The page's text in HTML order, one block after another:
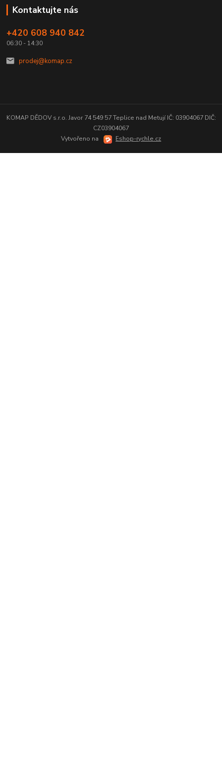
Kontaktujte nás
+420 608 940 842
06:30 - 14:30
prodej@komap.cz
KOMAP DĚDOV s.r.o. Javor 74 549 57 Teplice nad Metují IČ: 03904067 DIČ:
CZ03904067
Vytvořeno na
Eshop-rychle.cz